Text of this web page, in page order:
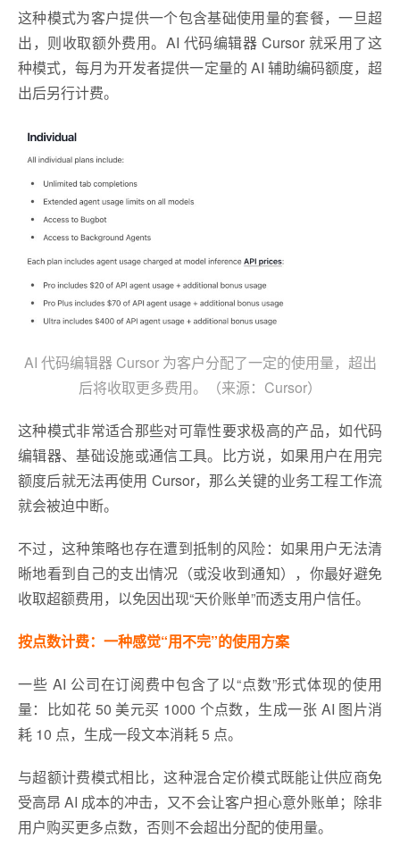
这种模式为客户提供一个包含基础使用量的套餐，一旦超
出，则收取额外费用。AI 代码编辑器 Cursor 就采用了这
种模式，每月为开发者提供一定量的 AI 辅助编码额度，超
出后另行计费。
AI 代码编辑器 Cursor 为客户分配了一定的使用量，超出
后将收取更多费用。（来源：Cursor）
这种模式非常适合那些对可靠性要求极高的产品，如代码
编辑器、基础设施或通信工具。比方说，如果用户在用完
额度后就无法再使用 Cursor，那么关键的业务工程工作流
就会被迫中断。
不过，这种策略也存在遭到抵制的风险：如果用户无法清
晰地看到自己的支出情况（或没收到通知），你最好避免
收取超额费用，以免因出现“天价账单”而透支用户信任。
按点数计费：一种感觉“用不完”的使用方案
一些 AI 公司在订阅费中包含了以“点数”形式体现的使用
量：比如花 50 美元买 1000 个点数，生成一张 AI 图片消
耗 10 点，生成一段文本消耗 5 点。
与超额计费模式相比，这种混合定价模式既能让供应商免
受高昂 AI 成本的冲击，又不会让客户担心意外账单；除非
用户购买更多点数，否则不会超出分配的使用量。